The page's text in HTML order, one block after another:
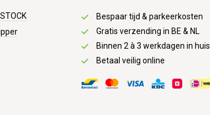
Bespaar tijd & parkeerkosten
Gratis verzending in BE & NL
Binnen 2 à 3 werkdagen in huis
Betaal veilig online